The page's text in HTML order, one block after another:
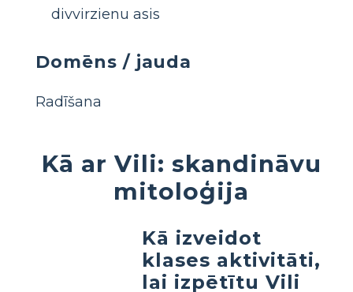
divvirzienu asis
Domēns / jauda
Radīšana
Kā ar Vili: skandināvu
mitoloģija
Kā izveidot
klases aktivitāti,
lai izpētītu Vili